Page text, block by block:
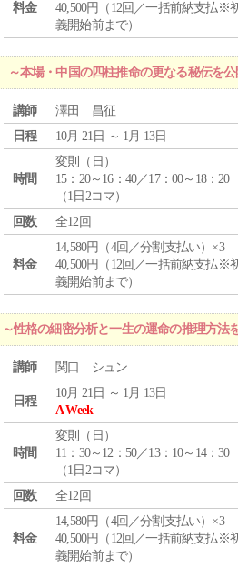
料金
40,500円（12回／一括前納支払※
義開始前まで）
本場・中国の四柱推命の更なる秘伝を
講師
澤田 昌征
日程
10月 21日 ～ 1月 13日
時間
変則（日）
15：20～16：40／17：00～18：20
（1日2コマ）
回数
全12回
料金
14,580円（4回／分割支払い）×3
40,500円（12回／一括前納支払※
義開始前まで）
性格の細密分析と一生の運命の推理方法
講師 関口 シュン
日程
10月 21日 ～ 1月 13日
A Week
時間
変則（日）
11：30～12：50／13：10～14：30
（1日2コマ）
回数
全12回
料金
14,580円（4回／分割支払い）×3
40,500円（12回／一括前納支払※
義開始前まで）